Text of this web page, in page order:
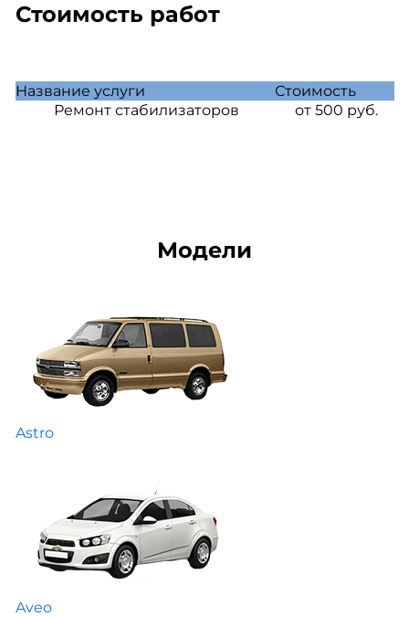
Стоимость работ
Название услуги
Стоимость
Ремонт стабилизаторов
от 500 руб.
Модели
Astro
Aveo